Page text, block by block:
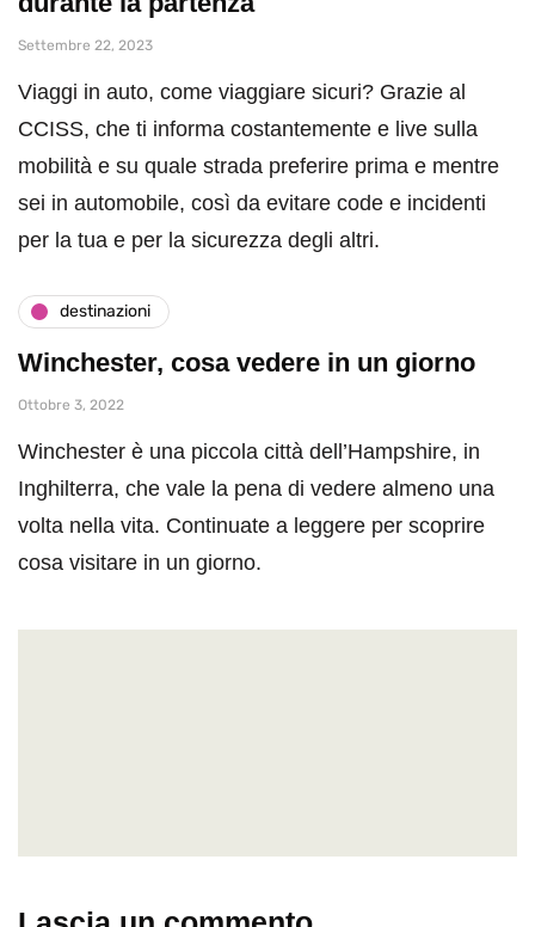
Settembre 22, 2023
Viaggi in auto, come viaggiare sicuri? Grazie al
CCISS, che ti informa costantemente e live sulla
mobilità e su quale strada preferire prima e mentre
sei in automobile, così da evitare code e incidenti
per la tua e per la sicurezza degli altri.
destinazioni
Winchester, cosa vedere in un giorno
Ottobre 3, 2022
Winchester è una piccola città dell’Hampshire, in
Inghilterra, che vale la pena di vedere almeno una
volta nella vita. Continuate a leggere per scoprire
cosa visitare in un giorno.